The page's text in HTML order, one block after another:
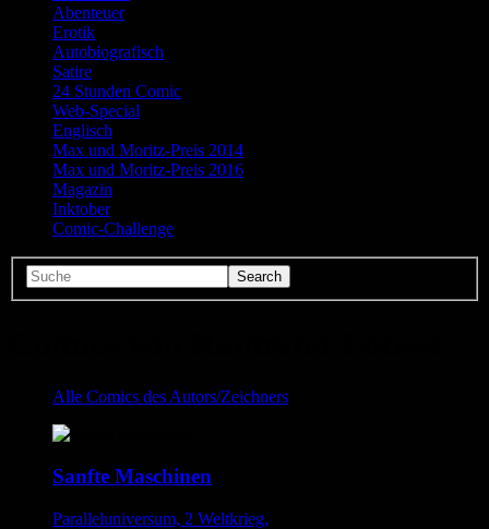
Abenteuer
Erotik
Autobiografisch
Satire
24 Stunden Comic
Web-Special
Englisch
Max und Moritz-Preis 2014
Max und Moritz-Preis 2016
Magazin
Inktober
Comic-Challenge
Alle Comics des Autors/Zeichners
Sanfte Maschinen
Paralleluniversum, 2 Weltkrieg,